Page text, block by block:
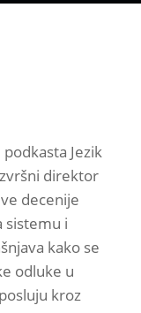
Jezik
direktor
decenije
sistemu i
kako se
odluke u
kroz